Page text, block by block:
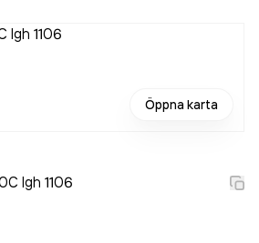
Öppna karta
lgh 1106